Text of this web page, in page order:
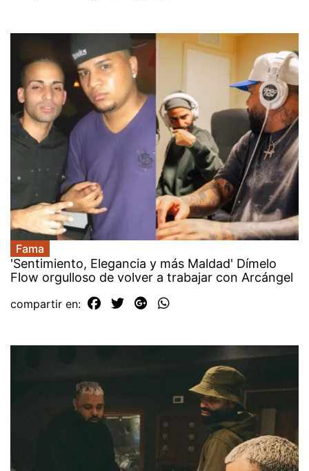
Fama
'Sentimiento, Elegancia y más Maldad' Dímelo
Flow orgulloso de volver a trabajar con Arcángel
compartir en: